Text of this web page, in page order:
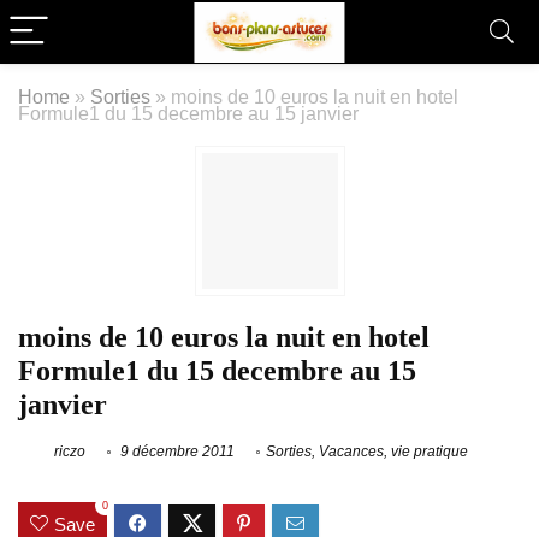
Home » Sorties » moins de 10 euros la nuit en hotel
Formule1 du 15 decembre au 15 janvier
moins de 10 euros la nuit en hotel
Formule1 du 15 decembre au 15
janvier
riczo 9 décembre 2011 Sorties, Vacances, vie pratique
Save
0